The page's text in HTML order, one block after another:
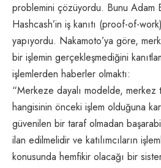
problemini çözüyordu. Bunu Adam
Hashcash’in iş kanıtı (proof-of-
yapıyordu. Nakamoto’ya göre,
bir işlemin gerçekleşmediğini
işlemlerden haberler olmaktı:
“Merkeze dayalı modelde, merkez
hangisinin önceki işlem olduğuna
güvenilen bir taraf olmadan
ilan edilmelidir ve katılımcıların
konusunda hemfikir olacağı bir